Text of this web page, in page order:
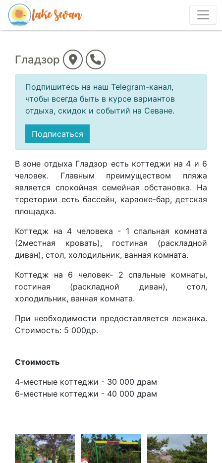
Гладзор
Подпишитесь на наш Telegram-канал,
чтобы всегда быть в курсе вариантов
отдыха, скидок и событий на Севане.
Подписаться
В зоне отдыха Гладзор есть коттеджи на 4 и 6
человек. Главным преимуществом пляжа
является спокойная семейная обстановка. На
теретории есть бассейн, караоке-бар, детская
площадка.
Коттедж на 4 человека - 1 спальная комната
(2местная кровать), гостиная (раскладной
диван), стол, холодильник, ванная комната.
Коттедж на 6 человек- 2 спальные комнаты,
гостиная (раскладной диван), стол,
холодильник, ванная комната.
При необходимости предоставляется лежанка.
Стоимость: 5 000др.
Стоимость
4-местные коттеджи - 30 000 драм
6-местные коттеджи - 40 000 драм